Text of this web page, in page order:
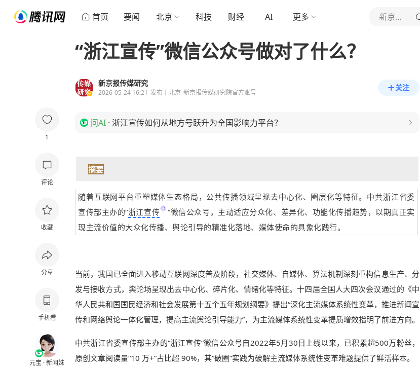
首页 要闻 北京 科技 财经 AI 更多 新京报传媒研究
1
评论
收藏
分享
手机看
元宝 · 新闻妹
“浙江宣传”微信公众号做对了什么？
新京报传媒研究
2026-05-24 16:21 发布于北京 新京报传媒研究院官方账号
关注
问AI · 浙江宣传如何从地方号跃升为全国影响力平台？
摘要
随着互联网平台重塑媒体生态格局，公共传播领域呈现去中心化、圈层化等特征。中共浙江省委
宣传部主办的“浙江宣传
”微信公众号，主动适应分众化、差异化、功能化传播趋势，以期真正实
现主流价值的大众化传播、舆论引导的精准化落地、媒体使命的具象化践行。
当前，我国已全面进入移动互联网深度普及阶段，社交媒体、自媒体、算法机制深刻重构信息生产、分
发与接收方式，舆论场呈现出去中心化、碎片化、情绪化等特征。十四届全国人大四次会议通过的《中
华人民共和国国民经济和社会发展第十五个五年规划纲要》提出“深化主流媒体系统性变革，推进新闻宣
传和网络舆论一体化管理，提高主流舆论引导能力”，为主流媒体系统性变革提质增效指明了前进方向。
中共浙江省委宣传部主办的“浙江宣传”微信公众号自2022年5月30日上线以来，已积累超500万粉丝，
原创文章阅读量“10 万+”占比超 90%，其“破圈”实践为破解主流媒体系统性变革难题提供了鲜活样本。